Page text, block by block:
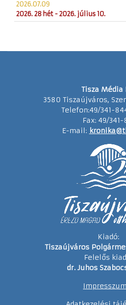
2026.07.09
2026. 28 hét - 2026. július 10.
Tisza Média
3580 Tiszaújváros,
Telefon:49/341-
Fax: 49/341-
E-mail:
Kiadó:
Tiszaújváros
Felelős
dr. Juhos
Impresszum